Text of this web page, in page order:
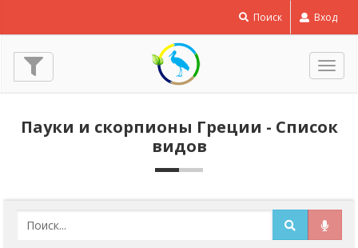
Поиск Вход
Пауки и скорпионы Греции - Список
видов